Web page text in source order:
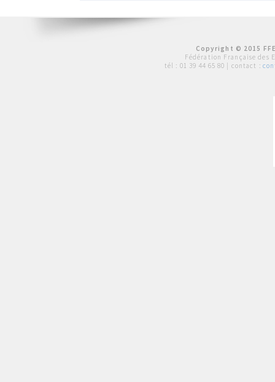
Copyright © 2015
Fédération Française des
tél : 01 39 44 65 80 | contact :